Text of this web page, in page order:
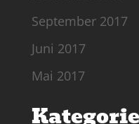
September 2017
Juni 2017
Mai 2017